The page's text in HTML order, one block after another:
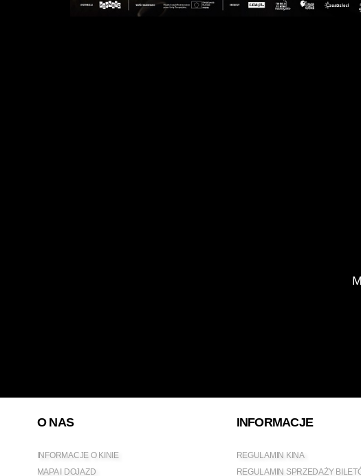
O NAS
INFORMACJE O KINIE
MAPA I DOJAZD
INFORMACJE
REGULAMIN KINA
REGULAMIN SPRZEDAŻY